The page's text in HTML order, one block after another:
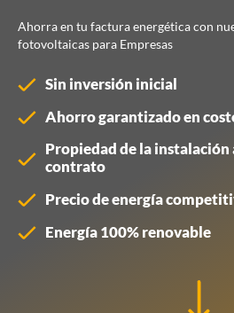
Ahorra en tu factura energética con
fotovoltaicas para Empresas
Sin inversión inicial
Ahorro garantizado en
Propiedad de la
contrato
Precio de energía
Energía 100% renovable